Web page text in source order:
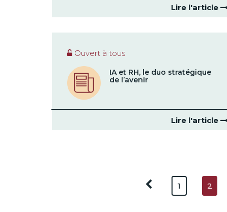
Lire l'article
Ouvert à tous
IA et RH, le duo stratégique
de l’avenir
Lire l'article
1 2